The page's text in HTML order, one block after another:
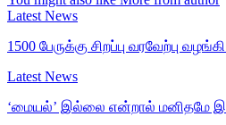
Latest News
1500 பேருக்கு சிறப்பு வரவேற்பு
Latest News
‘மையல்’ இல்லை என்றால் மனிதமே